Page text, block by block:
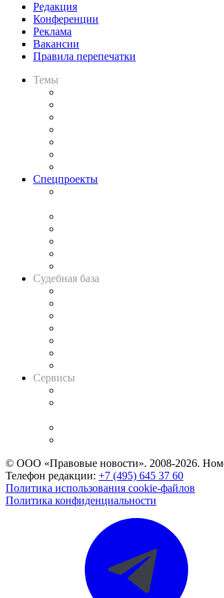
Редакция
Конференции
Реклама
Вакансии
Правила перепечатки
Темы
Спецпроекты
Судебная база
Сервисы
© ООО «Правовые новости». 2008-2026.
Телефон редакции: +7 (495) 645 37 60
Политика использования cookie-файлов
Политика конфиденциальности